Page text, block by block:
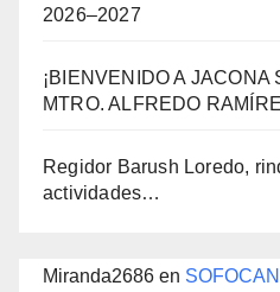
2026–2027
¡BIENVENIDO A
MTRO. ALFREDO
Regidor Barush Loredo,
actividades…
Miranda2686 en